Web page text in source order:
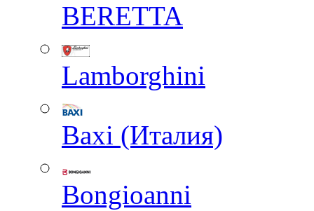
BERETTA
Lamborghini
Baxi (Италия)
Вongioanni